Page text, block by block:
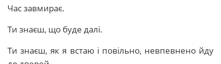
Час завмирає.
Ти знаєш, що буде далі.
Ти знаєш, як я встаю і повільно, невпевнено йду